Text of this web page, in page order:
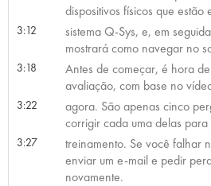
dispositivos físicos que estão
3:12
sistema Q-Sys, e, em
mostrará como navegar no
3:18
Antes de começar, é hora
avaliação, com base no
3:22
agora. São apenas cinco
corrigir cada uma delas
3:27
treinamento. Se você falhar
enviar um e-mail e pedir
novamente.